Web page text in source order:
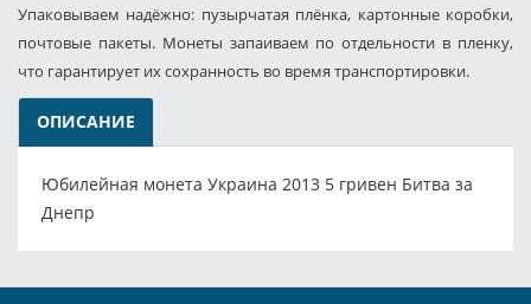
Упаковываем надёжно: пузырчатая плёнка, картонные коробки,
почтовые пакеты. Монеты запаиваем по отдельности в пленку,
что гарантирует их сохранность во время транспортировки.
ОПИСАНИЕ
Юбилейная монета Украина 2013 5 гривен Битва за
Днепр